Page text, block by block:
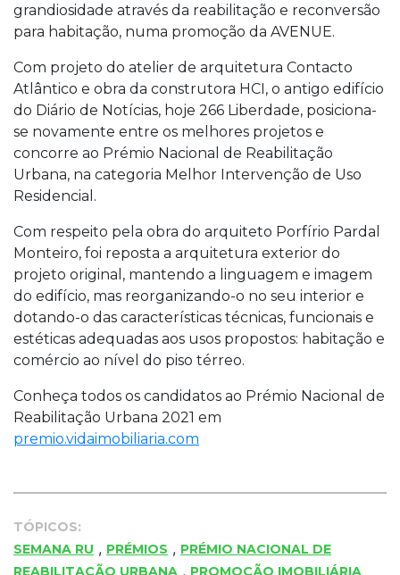
grandiosidade através da reabilitação e reconversão
para habitação, numa promoção da AVENUE.
Com projeto do atelier de arquitetura Contacto
Atlântico e obra da construtora HCI, o antigo edifício
do Diário de Notícias, hoje 266 Liberdade, posiciona-
se novamente entre os melhores projetos e
concorre ao Prémio Nacional de Reabilitação
Urbana, na categoria Melhor Intervenção de Uso
Residencial.
Com respeito pela obra do arquiteto Porfírio Pardal
Monteiro, foi reposta a arquitetura exterior do
projeto original, mantendo a linguagem e imagem
do edifício, mas reorganizando-o no seu interior e
dotando-o das características técnicas, funcionais e
estéticas adequadas aos usos propostos: habitação e
comércio ao nível do piso térreo.
Conheça todos os candidatos ao Prémio Nacional de
Reabilitação Urbana 2021 em
premio.vidaimobiliaria.com
TÓPICOS:
SEMANA RU , PRÉMIOS , PRÉMIO NACIONAL DE
REABILITAÇÃO URBANA , PROMOÇÃO IMOBILIÁRIA